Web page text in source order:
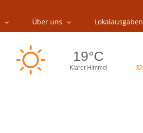
Über uns Lokalausgaben